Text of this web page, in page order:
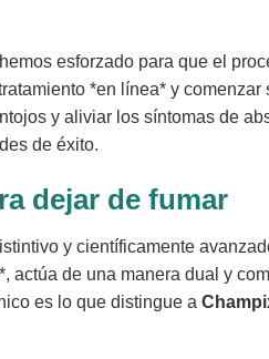
esforzado para que el
*en línea* y comenzar
y aliviar los síntomas de
de éxito.
dejar de fumar
y científicamente
de una manera dual y
es lo que distingue a